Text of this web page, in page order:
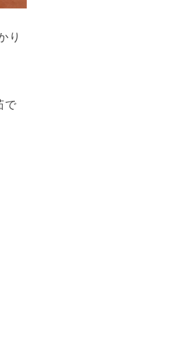
り
で